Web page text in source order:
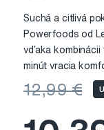
Suchá a citlivá
Powerfoods od
vďaka kombinácii
minút vracia
12,99 €